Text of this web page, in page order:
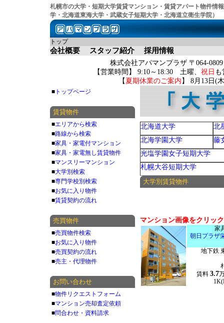
札幌市の大学・短期大学賃貸マンション・賃貸アパート物件情
学・北海道東海大学・武蔵女子短期大学・北海道立衛生学院）
トップ
会社概要 スタッフ紹介 採用情報
株式会社アパマンプラザ 〒064-
【営業時間】 9:10～18:30 土曜、 祝日
【 夏期休業のご案内 】 8月13日(
北海道大学
北
北海学園大学
藤
光塩学園女子短期大学
札幌大谷短期大学
大学別賃貸物件
マンション画像をクリッ
家
朝日プラザ
地下鉄
賃料 3.7
■ トップページ
賃貸物件
■エリアから検索
■路線から検索
■家具・家電付マンション
■家具・家電無し賃貸物件
■マンスリーマンション
■大学別検索
■専門学校別検索
■お気に入り物件
■賃貸契約の流れ
売買物件
■売買物件検索
■お気に入り物件
■売買契約の流れ
■売主・代理物件
お問い合わせ
■物件リクエストフォーム
■マンション売却査定依頼
■問合わせ・資料請求